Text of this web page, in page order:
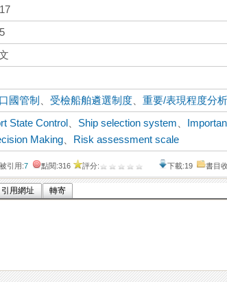
國管制 受檢船舶遴選制度 、重要/表現程度分
State Control Ship selection system
Making
Risk assessment scale
被引用:7 點閱:316 評分: 下載:19 書目
引用網址 轉寄